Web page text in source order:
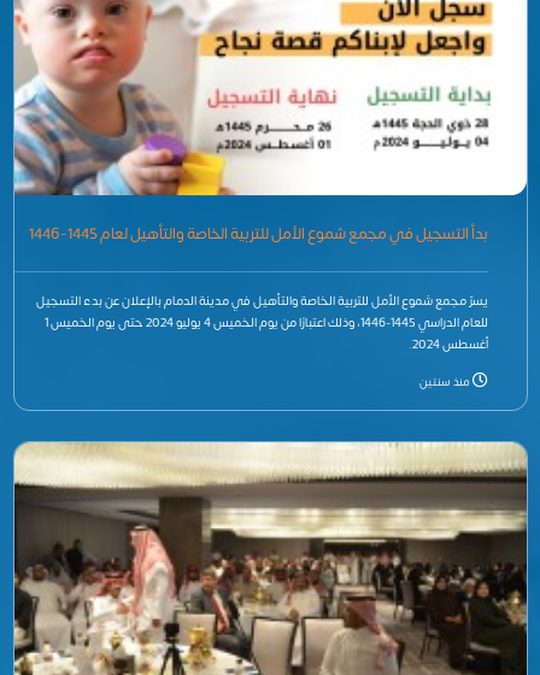
بدأ التسجيل في مجمع شموع الأمل للتربية الخاصة والتأهيل لعام 1445-1446
يسرّ مجمع شموع الأمل للتربية الخاصة والتأهيل في مدينة الدمام بالإعلان عن بدء التسجيل
للعام الدراسي 1445-1446، وذلك اعتبارًا من يوم الخميس 4 يوليو 2024 حتى يوم الخميس 1
أغسطس 2024.
منذ سنتين